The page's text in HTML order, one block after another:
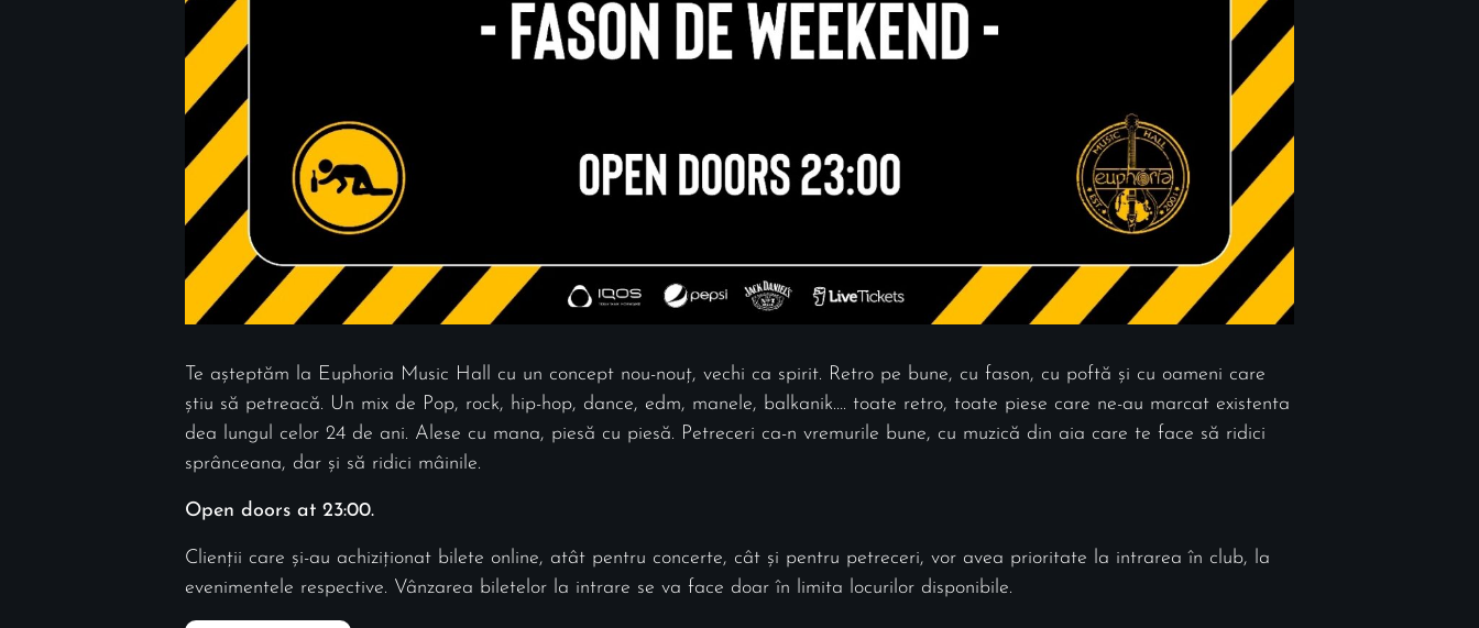
Te așteptăm la Euphoria Music Hall cu un concept nou-nouț, vechi ca spirit. Retro pe bune, cu fason, cu poftă și cu oameni care
știu să petreacă. Un mix de Pop, rock, hip-hop, dance, edm, manele, balkanik…. toate retro, toate piese care ne-au marcat existenta
dea lungul celor 24 de ani. Alese cu mana, piesă cu piesă. Petreceri ca-n vremurile bune, cu muzică din aia care te face să ridici
sprânceana, dar și să ridici mâinile.
Open doors at 23:00.
Clienții care și-au achiziționat bilete online, atât pentru concerte, cât și pentru petreceri, vor avea prioritate la intrarea în club, la
evenimentele respective. Vânzarea biletelor la intrare se va face doar în limita locurilor disponibile.